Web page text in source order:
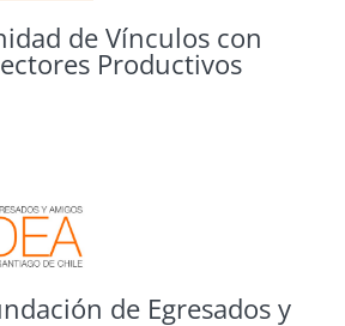
de Vínculos con
Productivos
de Egresados y